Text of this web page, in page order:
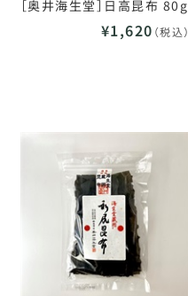
［奥井海生堂］日高昆布 80g
¥1,620 （税込）